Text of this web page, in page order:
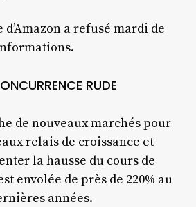
a refusé mardi de
RUDE
de nouveaux marchés pour
relais de croissance et
la hausse du cours de
envolée de près de 220% au
années.